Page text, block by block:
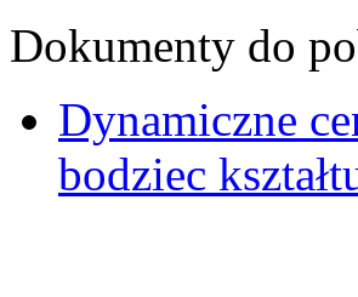
Dokumenty do
Dynamiczne
bodziec